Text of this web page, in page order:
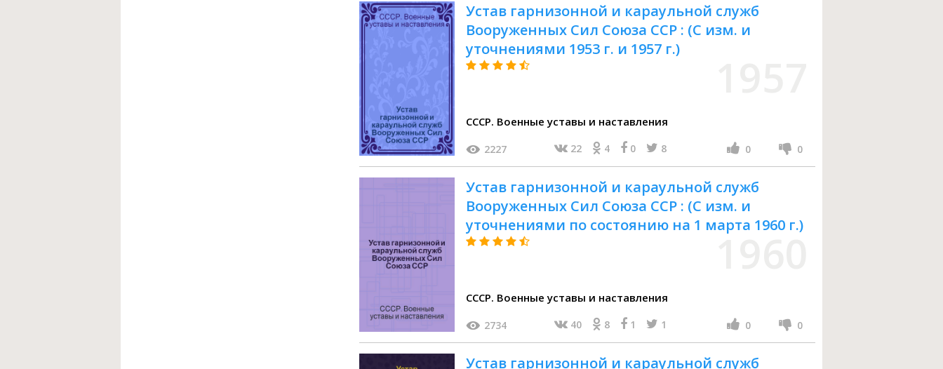
Устав гарнизонной и караульной служб
Вооруженных Сил Союза ССР : (С изм. и
уточнениями 1953 г. и 1957 г.)
СССР. Военные уставы и наставления
2227 22 4 0 8 0 0
Устав гарнизонной и караульной служб
Вооруженных Сил Союза ССР : (С изм. и
уточнениями по состоянию на 1 марта 1960 г.)
СССР. Военные уставы и наставления
2734 40 8 1 1 0 0
Устав гарнизонной и караульной служб